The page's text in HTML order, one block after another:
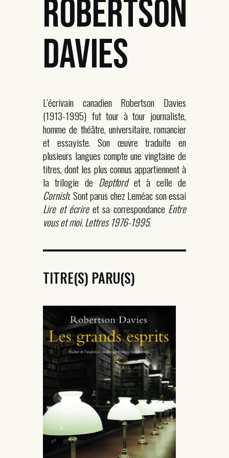
ROBERTSON
DAVIES
L’écrivain canadien Robertson Davies
(1913-1995) fut tour à tour journaliste,
homme de théâtre, universitaire, romancier
et essayiste. Son œuvre traduite en
plusieurs langues compte une vingtaine de
titres, dont les plus connus appartiennent à
la trilogie deDeptfordet à celle de
Cornish. Sont parus chez Leméac son essai
Lire et écrireet sa correspondance Entre
vous et moi. Lettres 1976-1995.
TITRE(S) PARU(S)